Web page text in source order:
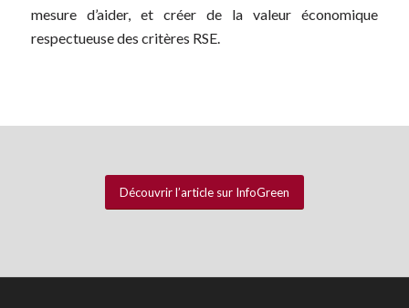
mesure d’aider, et créer de la valeur économique
respectueuse des critères RSE.
Découvrir l’article sur InfoGreen